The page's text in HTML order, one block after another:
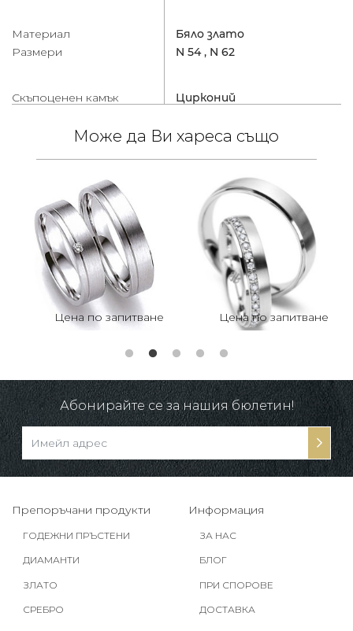
Материал
Бяло злато
Размери
N 54 , N 62
Скъпоценен камък Цирконий
Може да Ви хареса също
Цена по запитване Цена по запитване
Абонирайте се за нашия бюлетин!
Препоръчани продукти
ГОДЕЖНИ ПРЪСТЕНИ
ДИАМАНТИ
ЗЛАТО
СРЕБРО
Информация
ЗА НАС
БЛОГ
ПРИ СПОРОВЕ
ДОСТАВКА